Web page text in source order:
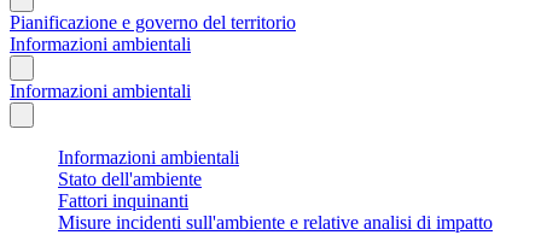
Pianificazione e governo del territorio
Informazioni ambientali
Informazioni ambientali
Informazioni ambientali
Stato dell'ambiente
Fattori inquinanti
Misure incidenti sull'ambiente e relative analisi di impatto